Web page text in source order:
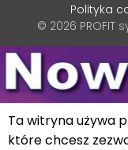
Polityka
© 2026 PROFIT
Ta witryna używa
które chcesz